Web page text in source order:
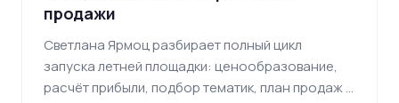
продажи
Светлана Ярмоц разбирает полный цикл
запуска летней площадки: ценообразование,
расчёт прибыли, подбор тематик, план продаж с